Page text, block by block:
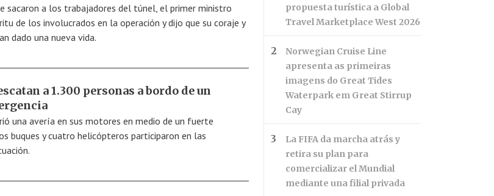
sacaron a los trabajadores del túnel, el primer ministro
de los involucrados en la operación y dijo que su coraje y
dado una nueva vida.
a 1.300 personas a bordo de un
una avería en sus motores en medio de un fuerte
buques y cuatro helicópteros participaron en las
propuesta turística a Global
Travel Marketplace West 2026
Norwegian Cruise Line
apresenta as primeiras
imagens do Great Tides
Waterpark em Great Stirrup
Cay
La FIFA da marcha atrás y
retira su plan para
comercializar el Mundial
mediante una filial privada